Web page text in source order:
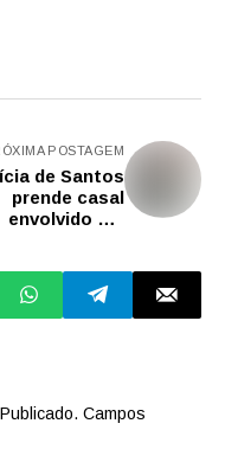
POSTAGEM
de Santos
prende casal
envolvido em
sequestro
Campos